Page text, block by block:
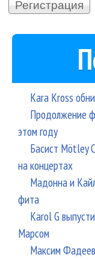
Kara Kross
Продолжение
этом году
Басист Mötley
на концертах
Мадонна и
фита
Karol G
Марсом
Максим